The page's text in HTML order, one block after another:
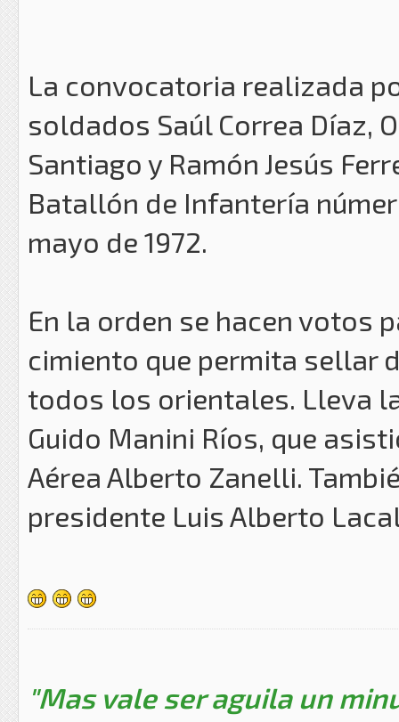
La convocatoria realizada
soldados Saúl Correa Díaz,
Santiago y Ramón Jesús
Batallón de Infantería
mayo de 1972.
En la orden se hacen votos
cimiento que permita sellar
todos los orientales. Lleva
Guido Manini Ríos, que
Aérea Alberto Zanelli.
presidente Luis Alberto
"Mas vale ser aguila un